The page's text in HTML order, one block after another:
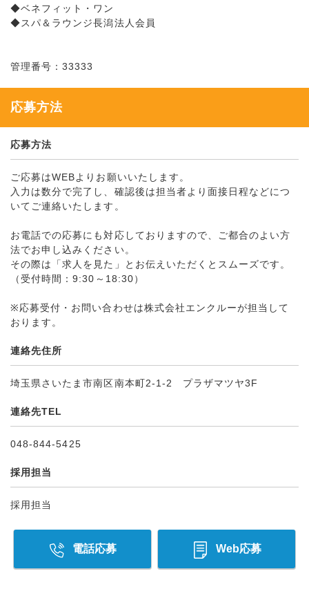
◆ベネフィット・ワン
◆スパ＆ラウンジ長潟法人会員
管理番号：33333
応募方法
応募方法
ご応募はWEBよりお願いいたします。
入力は数分で完了し、確認後は担当者より面接日程などにつ
いてご連絡いたします。
お電話での応募にも対応しておりますので、ご都合のよい方
法でお申し込みください。
その際は「求人を見た」とお伝えいただくとスムーズです。
（受付時間：9:30～18:30）
※応募受付・お問い合わせは株式会社エンクルーが担当して
おります。
連絡先住所
埼玉県さいたま市南区南本町2-1-2 プラザマツヤ3F
連絡先TEL
048-844-5425
採用担当
採用担当
電話応募 Web応募